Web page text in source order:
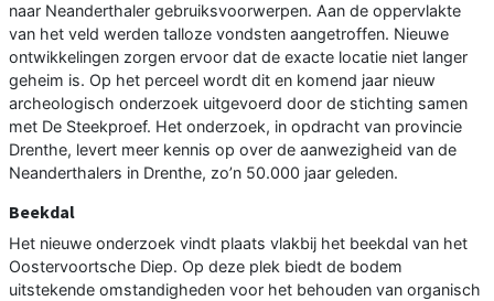
naar Neanderthaler gebruiksvoorwerpen. Aan de oppervlakte
van het veld werden talloze vondsten aangetroffen. Nieuwe
ontwikkelingen zorgen ervoor dat de exacte locatie niet langer
geheim is. Op het perceel wordt dit en komend jaar nieuw
archeologisch onderzoek uitgevoerd door de stichting samen
met De Steekproef. Het onderzoek, in opdracht van provincie
Drenthe, levert meer kennis op over de aanwezigheid van de
Neanderthalers in Drenthe, zo’n 50.000 jaar geleden.
Beekdal
Het nieuwe onderzoek vindt plaats vlakbij het beekdal van het
Oostervoortsche Diep. Op deze plek biedt de bodem
uitstekende omstandigheden voor het behouden van organisch